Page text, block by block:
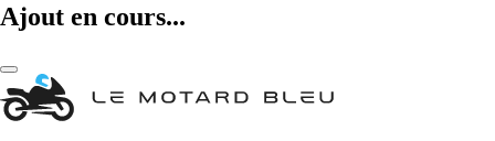
Ajout en cours...